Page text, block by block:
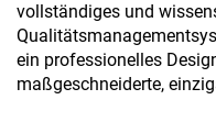
vollständiges und
ein professionelles
maßgeschneiderte,